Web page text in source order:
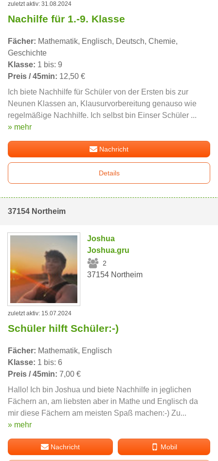
zuletzt aktiv: 31.08.2024
Nachilfe für 1.-9. Klasse
Fächer: Mathematik, Englisch, Deutsch, Chemie,
Geschichte
Klasse: 1 bis: 9
Preis / 45min: 12,50 €
Ich biete Nachhilfe für Schüler von der Ersten bis zur
Neunen Klassen an, Klausurvorbereitung genauso wie
regelmäßige Nachhilfe. Ich selbst bin Einser Schüler ...
» mehr
Nachricht
Details
37154 Northeim
Joshua
Joshua.gru
2
37154 Northeim
zuletzt aktiv: 15.07.2024
Schüler hilft Schüler:-)
Fächer: Mathematik, Englisch
Klasse: 1 bis: 6
Preis / 45min: 7,00 €
Hallo! Ich bin Joshua und biete Nachhilfe in jeglichen
Fächern an, am liebsten aber in Mathe und Englisch da
mir diese Fächern am meisten Spaß machen:-) Zu...
» mehr
Nachricht Mobil